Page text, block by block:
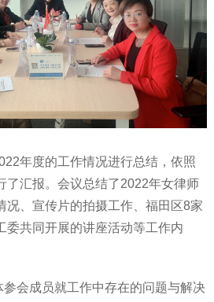
年度的工作情况进行总结，依照
了汇报。会议总结了2022年女律师
况、宣传片的拍摄工作、福田区8家
委共同开展的讲座活动等工作内
会成员就工作中存在的问题与解决